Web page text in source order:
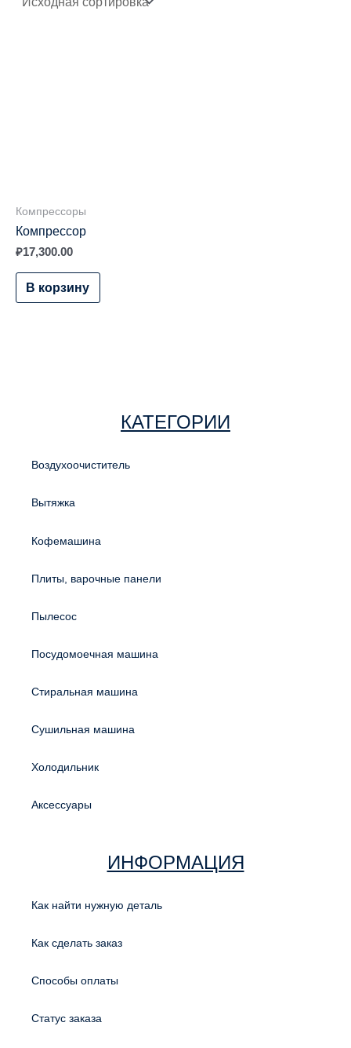
Компрессоры
Компрессор
₽17,300.00
В корзину
КАТЕГОРИИ
Воздухоочиститель
Вытяжка
Кофемашина
Плиты, варочные панели
Пылесос
Посудомоечная машина
Стиральная машина
Сушильная машина
Холодильник
Аксессуары
ИНФОРМАЦИЯ
Как найти нужную деталь
Как сделать заказ
Способы оплаты
Статус заказа